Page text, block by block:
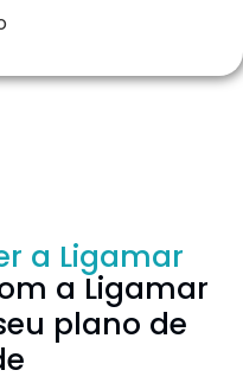
a Ligamar
a Ligamar
plano de